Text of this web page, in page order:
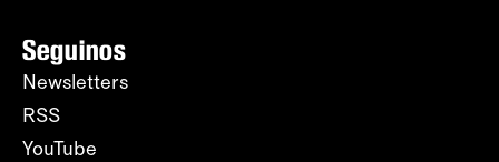
Seguinos
Newsletters
RSS
YouTube